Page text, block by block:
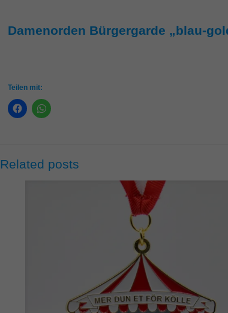
Damenorden Bürgergarde „blau-
Teilen mit:
Related posts